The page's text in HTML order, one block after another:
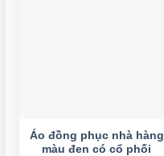
Áo đồng phục nhà hàng
màu đen có cổ phối